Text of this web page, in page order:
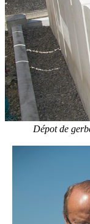
Dépot de